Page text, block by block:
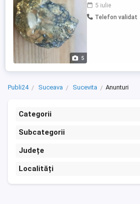
5
5 iulie
Telefon validat
Publi24 Suceava Sucevita Anunturi
Categorii
Subcategorii
Județe
Localități